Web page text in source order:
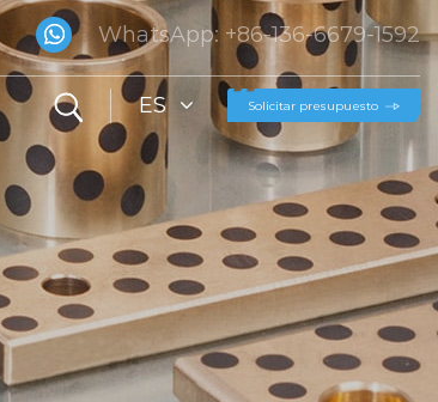
WhatsApp: +86-136-6679-1592
ES